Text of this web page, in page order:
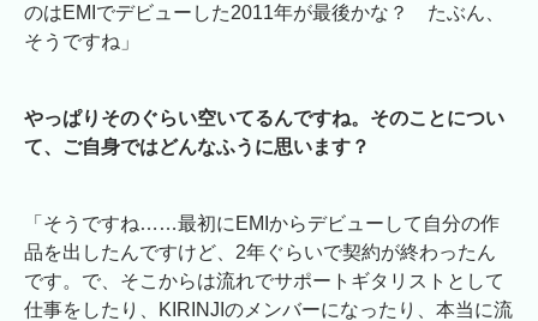
のはEMIでデビューした2011年が最後かな？ たぶん、
そうですね」
やっぱりそのぐらい空いてるんですね。そのことについ
て、ご自身ではどんなふうに思います？
「そうですね……最初にEMIからデビューして自分の作
品を出したんですけど、2年ぐらいで契約が終わったん
です。で、そこからは流れでサポートギタリストとして
仕事をしたり、KIRINJIのメンバーになったり、本当に流